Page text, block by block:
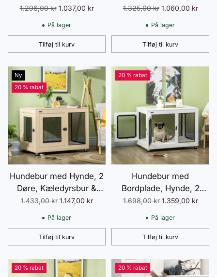
Hundehus til Mellemstore
Hunde, Indendørs,
59,5 x 67,5 cm
Normalpris
1.296,00 kr 1.037,00 kr
På lager
Tilføj til kurv
Antal
med døre og
transportfunktion i hvid
Normalpris
1.325,00 kr 1.060,00 kr
På lager
Tilføj til kurv
Antal
Ny
20 % rabat
Hundebur med Hynde, 2
Døre, Kæledyrsbur &
Hundehus til Små til
Mellemstore Hunde, Eg,
Normalpris
1.433,00 kr 1.147,00 kr
På lager
Tilføj til kurv
Antal
20 % rabat
Hundebur med
Bordplade, Hynde, 2
Døre, Hundehus,
Hundekennel, Indendørs
Hvid+Sort, 94 x 60 x 71,5
Normalpris
1.698,00 kr 1.359,00 kr
På lager
Tilføj til kurv
Antal
20 % rabat 20 % rabat